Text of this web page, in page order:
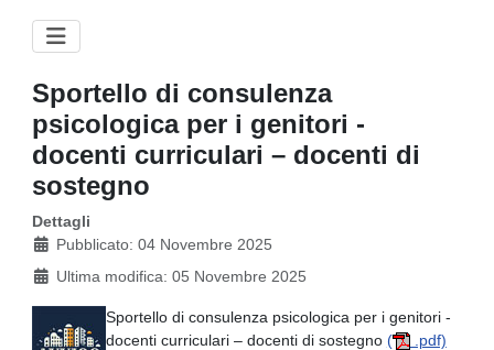
Sportello di consulenza
psicologica per i genitori -
docenti curriculari – docenti di
sostegno
Dettagli
Pubblicato: 04 Novembre 2025
Ultima modifica: 05 Novembre 2025
Sportello di consulenza psicologica per i genitori -
docenti curriculari – docenti di sostegno ( .pdf)